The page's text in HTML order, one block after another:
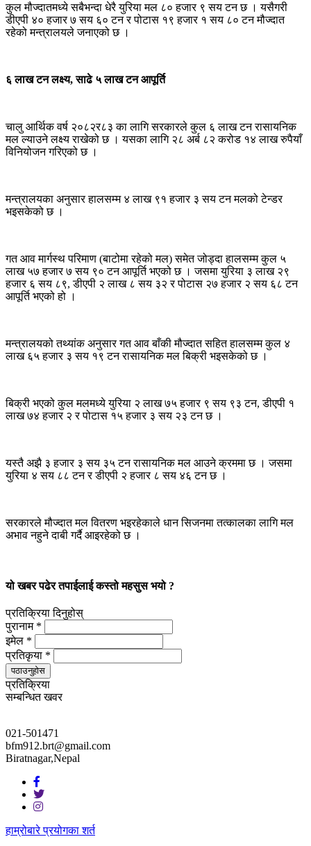
कुल मौज्दातमध्ये सबैभन्दा धेरै युरिया मल ८० हजार ९ सय टन छ । यसैगरी
डीएपी ४० हजार ७ सय ६० टन र पोटास १९ हजार १ सय ८० टन मौज्दात
रहेको मन्त्रालयले जनाएको छ ।
६ लाख टन लक्ष्य, साढे ५ लाख टन आपूर्ति
चालु आर्थिक वर्ष २०८२र८३ का लागि सरकारले कुल ६ लाख टन रासायनिक
मल ल्याउने लक्ष्य राखेको छ । यसका लागि २८ अर्ब ८२ करोड १४ लाख रुपैयाँ
विनियोजन गरिएको छ ।
मन्त्रालयका अनुसार हालसम्म ४ लाख ९१ हजार ३ सय टन मलको टेन्डर
भइसकेको छ ।
गत आव मार्गस्थ परिमाण (बाटोमा रहेको मल) समेत जोड्दा हालसम्म कुल ५
लाख ५७ हजार ७ सय ९० टन आपूर्ति भएको छ । जसमा युरिया ३ लाख २९
हजार ६ सय ८९, डीएपी २ लाख ८ सय ३२ र पोटास २७ हजार २ सय ६८ टन
आपूर्ति भएको हो ।
मन्त्रालयको तथ्यांक अनुसार गत आव बाँकी मौज्दात सहित हालसम्म कुल ४
लाख ६५ हजार ३ सय १९ टन रासायनिक मल बिक्री भइसकेको छ ।
बिक्री भएको कुल मलमध्ये युरिया २ लाख ७५ हजार ९ सय ९३ टन, डीएपी १
लाख ७४ हजार २ र पोटास १५ हजार ३ सय २३ टन छ ।
यस्तै अझै ३ हजार ३ सय ३५ टन रासायनिक मल आउने क्रममा छ । जसमा
युरिया ४ सय ८८ टन र डीएपी २ हजार ८ सय ४६ टन छ ।
सरकारले मौज्दात मल वितरण भइरहेकाले धान सिजनमा तत्कालका लागि मल
अभाव नहुने दाबी गर्दै आइरहेको छ ।
यो खबर पढेर तपाईलाई कस्तो महसुस भयो ?
प्रतिक्रिया दिनुहोस्
पुरानाम *
इमेल *
प्रतिकृया *
पठाउनुहोस
प्रतिक्रिया
सम्बन्धित खवर
021-501471
bfm912.brt@gmail.com
Biratnagar,Nepal
हाम्रोबारेप्रयोगका शर्त